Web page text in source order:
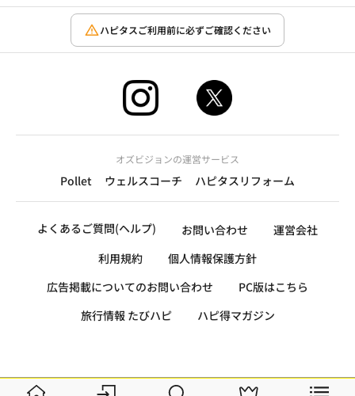
ハピタスご利用前に必ずご確認ください
オズビジョンの運営サービス
Pollet ウェルスコーチ ハピタスリフォーム
よくあるご質問(ヘルプ) お問い合わせ
運営会社
利用規約
個人情報保護方針
広告掲載についてのお問い合わせ
PC版はこちら
旅行情報 たびハピ
ハピ得マガジン